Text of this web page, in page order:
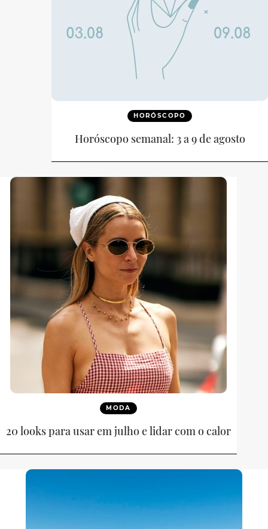
HORÓSCOPO
Horóscopo semanal: 3 a 9 de agosto
MODA
20 looks para usar em julho e lidar com o calor